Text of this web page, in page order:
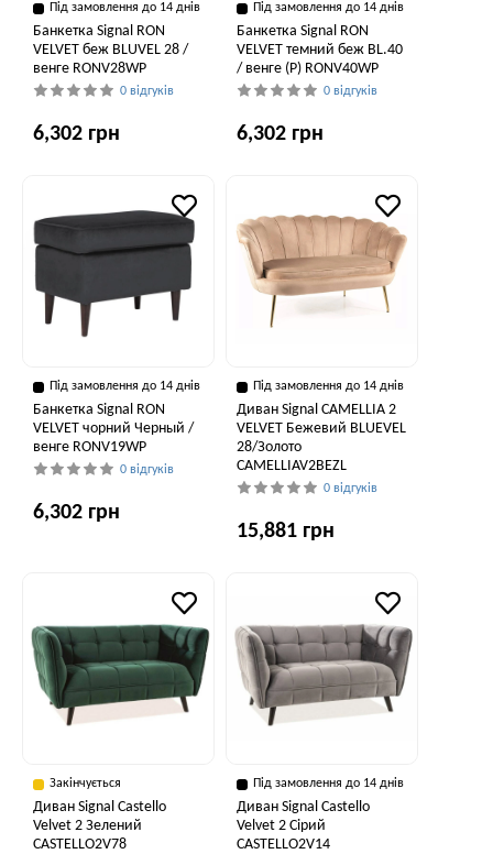
Під замовлення до 14 днів
Банкетка Signal RON
VELVET беж BLUVEL 28 /
венге RONV28WP
0 відгуків
6,302 грн
Під замовлення до 14 днів
Банкетка Signal RON
VELVET темний беж BL.40
/ венге (P) RONV40WP
0 відгуків
6,302 грн
Під замовлення до 14 днів
Банкетка Signal RON
VELVET чорний Черный /
венге RONV19WP
0 відгуків
6,302 грн
Під замовлення до 14 днів
Диван Signal CAMELLIA 2
VELVET Бежевий BLUEVEL
28/Золото
CAMELLIAV2BEZL
0 відгуків
15,881 грн
Закінчується
Диван Signal Castello
Velvet 2 Зелений
CASTELLO2V78
Під замовлення до 14 днів
Диван Signal Castello
Velvet 2 Сірий
CASTELLO2V14